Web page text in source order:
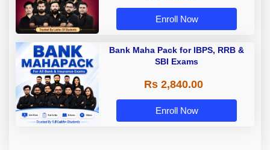
Enroll Now
Bank Maha Pack for IBPS, RRB &
SBI Exams
Rs 2,840.00
Enroll Now